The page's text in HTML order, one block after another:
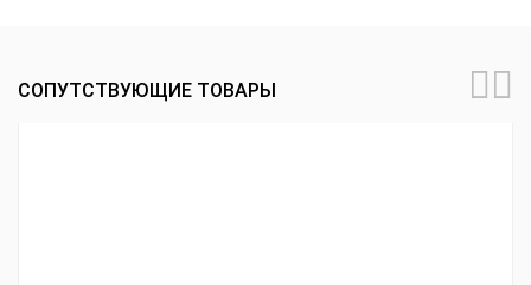
СОПУТСТВУЮЩИЕ ТОВАРЫ